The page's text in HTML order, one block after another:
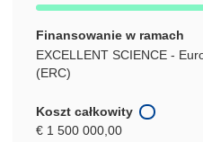
Finansowanie w ramach
EXCELLENT SCIENCE -
(ERC)
Koszt całkowity
€ 1 500 000,00